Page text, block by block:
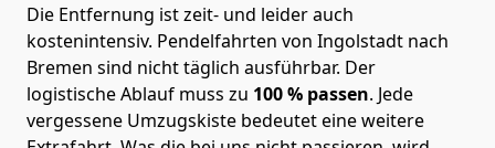
Die Entfernung ist zeit- und leider auch
kostenintensiv. Pendelfahrten von Ingolstadt nach
Bremen sind nicht täglich ausführbar. Der
logistische Ablauf muss zu 100 % passen. Jede
vergessene Umzugskiste bedeutet eine weitere